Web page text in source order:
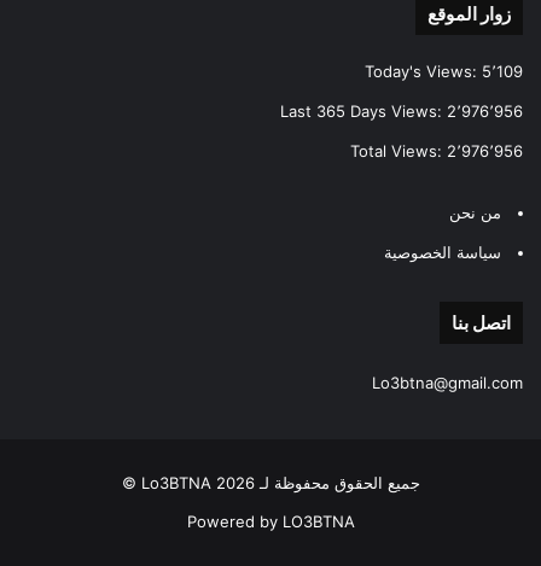
زوار الموقع
Today's Views: 5٬109
Last 365 Days Views: 2٬976٬956
Total Views: 2٬976٬956
من نحن
سياسة الخصوصية
اتصل بنا
Lo3btna@gmail.com
جميع الحقوق محفوظة لـ Lo3BTNA 2026 ©
Powered by LO3BTNA